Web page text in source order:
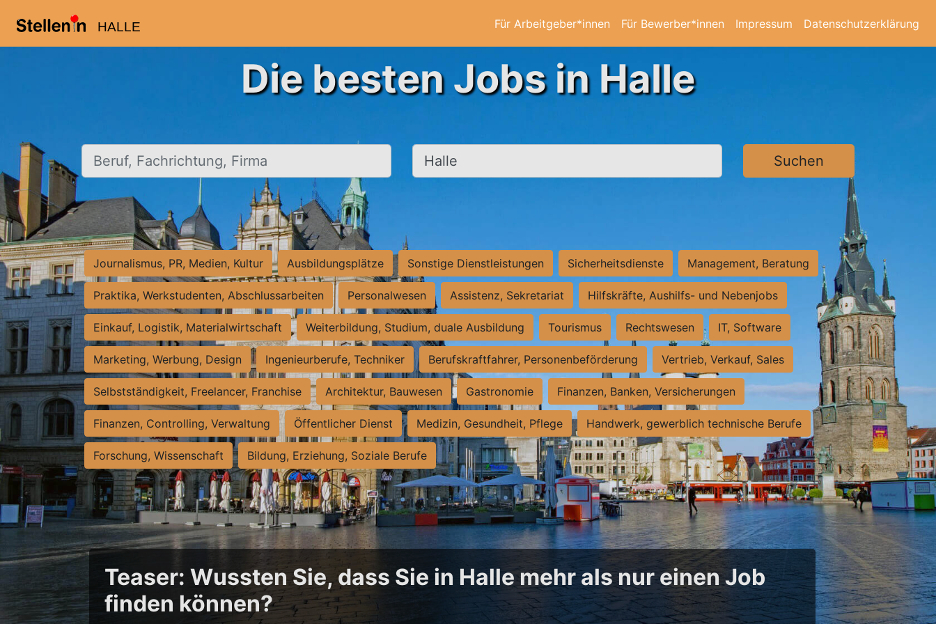
HALLE Für Arbeitgeber*innen Für Bewerber*innen Impressum Datenschutzerklärung
Die besten Jobs in Halle
Beruf, Fachrichtung, Firma Ort, Stadt Suchen
Journalismus, PR, Medien, Kultur Ausbildungsplätze Sonstige Dienstleistungen Sicherheitsdienste Management, Beratung
Praktika, Werkstudenten, Abschlussarbeiten Personalwesen Assistenz, Sekretariat Hilfskräfte, Aushilfs- und Nebenjobs
Einkauf, Logistik, Materialwirtschaft Weiterbildung, Studium, duale Ausbildung Tourismus Rechtswesen IT, Software
Marketing, Werbung, Design Ingenieurberufe, Techniker Berufskraftfahrer, Personenbeförderung Vertrieb, Verkauf, Sales
Selbstständigkeit, Freelancer, Franchise Architektur, Bauwesen Gastronomie Finanzen, Banken, Versicherungen
Finanzen, Controlling, Verwaltung Öffentlicher Dienst Medizin, Gesundheit, Pflege Handwerk, gewerblich technische Berufe
Forschung, Wissenschaft Bildung, Erziehung, Soziale Berufe
Teaser: Wussten Sie, dass Sie in Halle mehr als nur einen Job
finden können?